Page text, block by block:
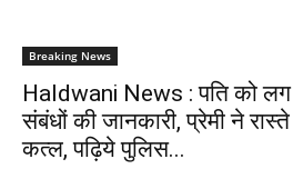
Breaking News
Haldwani News : पति को
संबंधों की जानकारी, प्रेमी ने
कत्ल, पढ़िये पुलिस...